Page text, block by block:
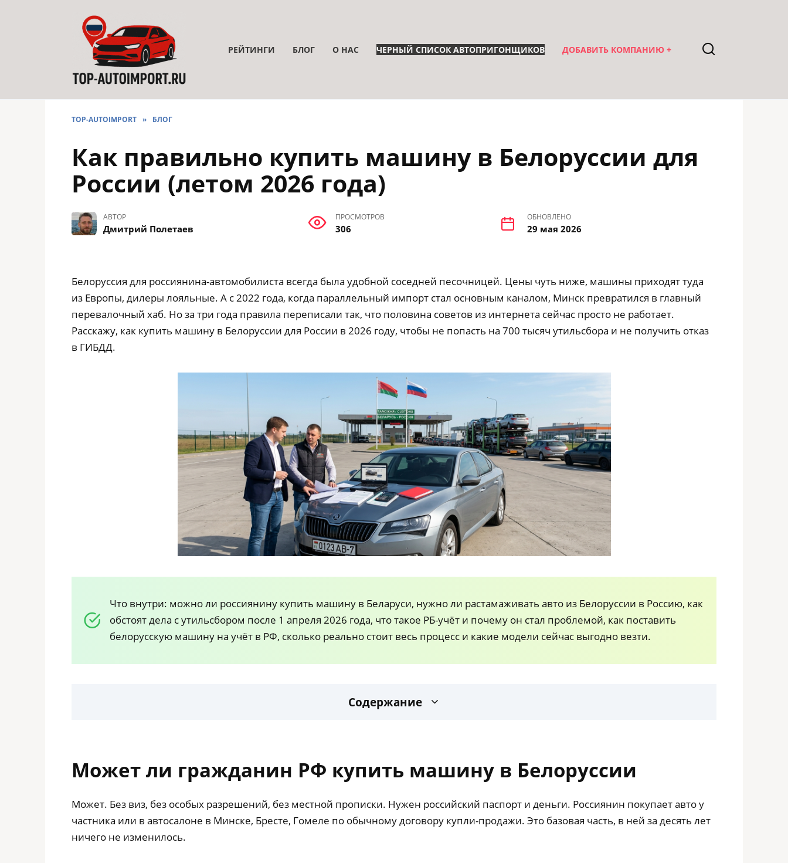
РЕЙТИНГИ БЛОГ О НАС ЧЕРНЫЙ СПИСОК АВТОПРИГОНЩИКОВ ДОБАВИТЬ КОМПАНИЮ +
TOP-AUTOIMPORT » БЛОГ
Как правильно купить машину в Белоруссии для
России (летом 2026 года)
АВТОР
Дмитрий Полетаев
ПРОСМОТРОВ
306
ОБНОВЛЕНО
29 мая 2026
Белоруссия для россиянина-автомобилиста всегда была удобной соседней песочницей. Цены чуть ниже, машины приходят туда
из Европы, дилеры лояльные. А с 2022 года, когда параллельный импорт стал основным каналом, Минск превратился в главный
перевалочный хаб. Но за три года правила переписали так, что половина советов из интернета сейчас просто не работает.
Расскажу, как купить машину в Белоруссии для России в 2026 году, чтобы не попасть на 700 тысяч утильсбора и не получить отказ
в ГИБДД.
Что внутри: можно ли россиянину купить машину в Беларуси, нужно ли растамаживать авто из Белоруссии в Россию, как
обстоят дела с утильсбором после 1 апреля 2026 года, что такое РБ-учёт и почему он стал проблемой, как поставить
белорусскую машину на учёт в РФ, сколько реально стоит весь процесс и какие модели сейчас выгодно везти.
Содержание
Может ли гражданин РФ купить машину в Белоруссии
Может. Без виз, без особых разрешений, без местной прописки. Нужен российский паспорт и деньги. Россиянин покупает авто у
частника или в автосалоне в Минске, Бресте, Гомеле по обычному договору купли-продажи. Это базовая часть, в ней за десять лет
ничего не изменилось.